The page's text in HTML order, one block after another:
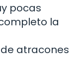
pocas
la
atracones